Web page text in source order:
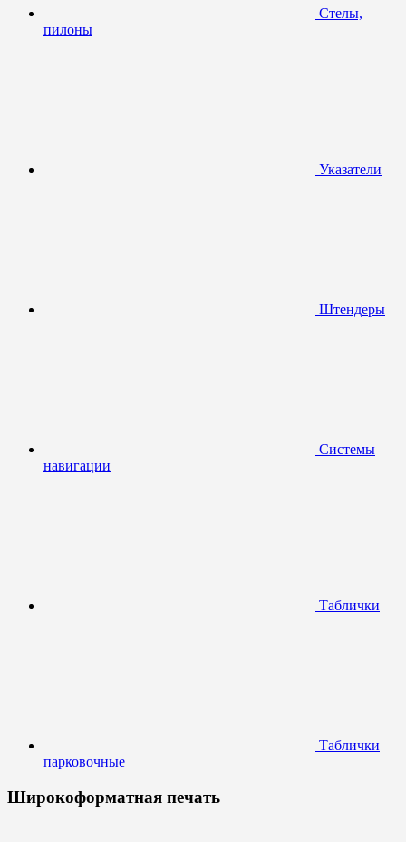
Стелы,
пилоны
Указатели
Штендеры
Системы
навигации
Таблички
Таблички
парковочные
Широкоформатная печать